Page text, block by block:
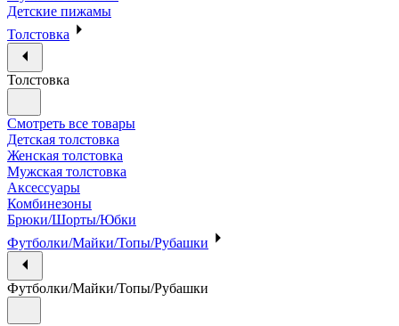
Детские пижамы
Толстовка
Толстовка
Смотреть все товары
Детская толстовка
Женская толстовка
Мужская толстовка
Аксессуары
Комбинезоны
Брюки/Шорты/Юбки
Футболки/Майки/Топы/Рубашки
Футболки/Майки/Топы/Рубашки